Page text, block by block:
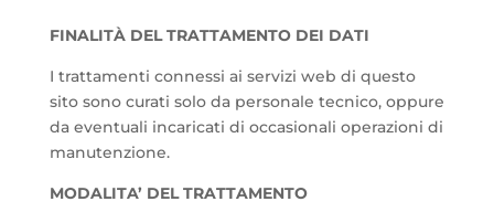
FINALITÀ DEL TRATTAMENTO DEI DATI
I trattamenti connessi ai servizi web di questo
sito sono curati solo da personale tecnico, oppure
da eventuali incaricati di occasionali operazioni di
manutenzione.
MODALITA’ DEL TRATTAMENTO